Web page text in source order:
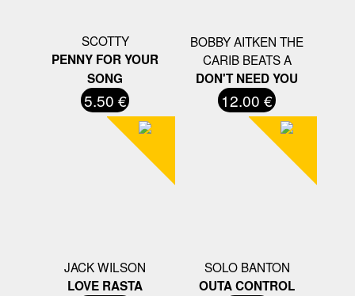
SCOTTY
PENNY FOR YOUR
SONG
5.50 €
BOBBY AITKEN THE
CARIB BEATS A
DON'T NEED YOU
12.00 €
JACK WILSON
LOVE RASTA
SOLO BANTON
OUTA CONTROL